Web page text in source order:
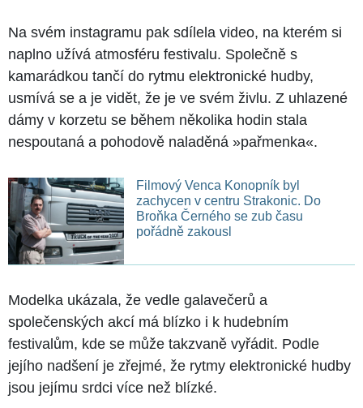
Na svém instagramu pak sdílela video, na kterém si
naplno užívá atmosféru festivalu. Společně s
kamarádkou tančí do rytmu elektronické hudby,
usmívá se a je vidět, že je ve svém živlu. Z uhlazené
dámy v korzetu se během několika hodin stala
nespoutaná a pohodově naladěná »pařmenka«.
Filmový Venca Konopník byl
zachycen v centru Strakonic. Do
Broňka Černého se zub času
pořádně zakousl
Modelka ukázala, že vedle galavečerů a
společenských akcí má blízko i k hudebním
festivalům, kde se může takzvaně vyřádit. Podle
jejího nadšení je zřejmé, že rytmy elektronické hudby
jsou jejímu srdci více než blízké.